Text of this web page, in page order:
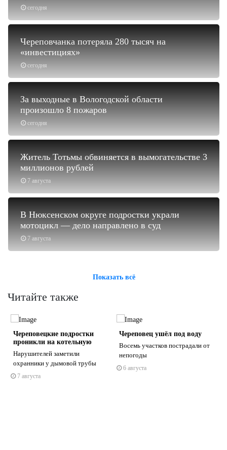
сегодня
сегодня
Череповчанка потеряла 280 тысяч на
«инвестициях»
сегодня
За выходные в Вологодской области
произошло 8 пожаров
7 августа
Житель Тотьмы обвиняется в вымогательстве 3
миллионов рублей
7 августа
В Нюксенском округе подростки украли
мотоцикл — дело направлено в суд
Показать всё
Читайте также
Череповецкие подростки
проникли на котельную
Нарушителей заметили
охранники у дымовой трубы
7 августа
Череповец ушёл под воду
Восемь участков пострадали от
непогоды
6 августа